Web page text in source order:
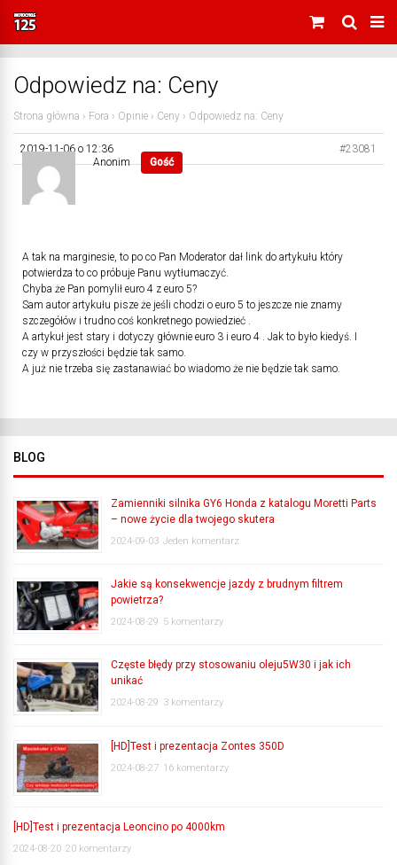
Odpowiedz na: Ceny
Strona główna › Fora › Opinie › Ceny › Odpowiedz na: Ceny
2019-11-06 o 12:36
#23081
Anonim
Gość
A tak na marginesie, to po co Pan Moderator dał link do artykułu który
potwierdza to co próbuje Panu wytłumaczyć.
Chyba że Pan pomylił euro 4 z euro 5?
Sam autor artykułu pisze że jeśli chodzi o euro 5 to jeszcze nie znamy
szczegółów i trudno coś konkretnego powiedzieć .
A artykuł jest stary i dotyczy głównie euro 3 i euro 4 . Jak to było kiedyś. I
czy w przyszłości będzie tak samo.
A już nie trzeba się zastanawiać bo wiadomo że nie będzie tak samo.
BLOG
Zamienniki silnika GY6 Honda z katalogu Moretti Parts
– nowe życie dla twojego skutera
2024-09-03 Jeden komentarz
Jakie są konsekwencje jazdy z brudnym filtrem
powietrza?
2024-08-29 5 komentarzy
Częste błędy przy stosowaniu oleju5W30 i jak ich
unikać
2024-08-29 3 komentarzy
[HD]Test i prezentacja Zontes 350D
2024-08-27 16 komentarzy
[HD]Test i prezentacja Leoncino po 4000km
2024-08-20 20 komentarzy